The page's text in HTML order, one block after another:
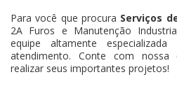
Para você que procura Serviços
2A Furos e Manutenção
equipe altamente
atendimento. Conte com
realizar seus importantes projetos!